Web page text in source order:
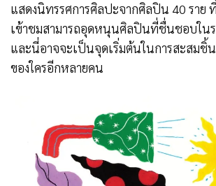
แสดงนิทรรศการศิลปะจากศิลปิน 40 ราย
เข้าชมสามารถอุดหนุนศิลปินที่ชื่นชอบในร
และนี่อาจจะเป็นจุดเริ่มต้นในการสะสมชิ้
ของใครอีกหลายคน